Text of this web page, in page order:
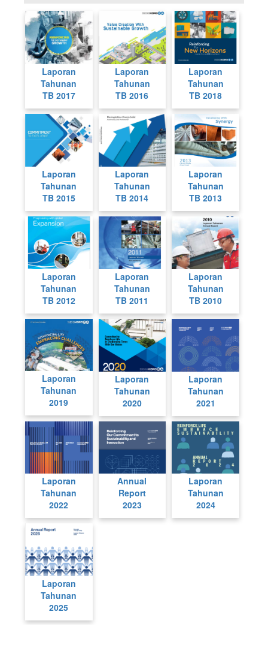
Laporan
Tahunan
TB 2017
Laporan
Tahunan
TB 2016
Laporan
Tahunan
TB 2018
Laporan
Tahunan
TB 2015
Laporan
Tahunan
TB 2014
Laporan
Tahunan
TB 2013
Laporan
Tahunan
TB 2012
Laporan
Tahunan
TB 2011
Laporan
Tahunan
TB 2010
Laporan
Tahunan
2019
Laporan
Tahunan
2020
Laporan
Tahunan
2021
Laporan
Tahunan
2022
Annual
Report
2023
Laporan
Tahunan
2024
Laporan
Tahunan
2025